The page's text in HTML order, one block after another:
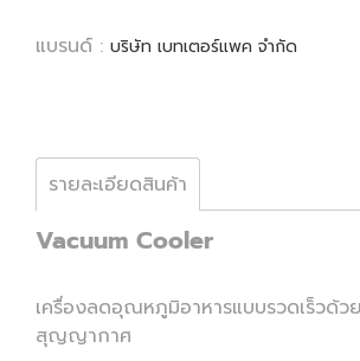
แบรนด์ : บริษัท เบทเตอร์แพค จำกัด
รายละเอียดสินค้า
Vacuum Cooler
เครื่องลดอุณหภูมิอาหารแบบรวดเร็วด้ว
สุญญากาศ